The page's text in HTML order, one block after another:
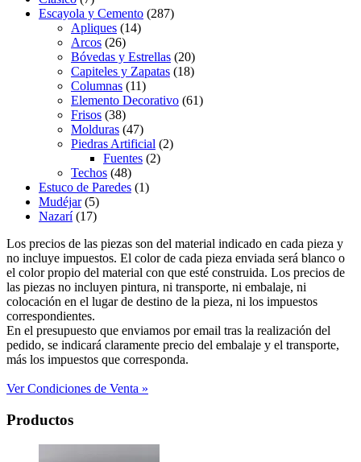
Escayola y Cemento (287)
Apliques (14)
Arcos (26)
Bóvedas y Estrellas (20)
Capiteles y Zapatas (18)
Columnas (11)
Elemento Decorativo (61)
Frisos (38)
Molduras (47)
Piedras Artificial (2)
Fuentes (2)
Techos (48)
Estuco de Paredes (1)
Mudéjar (5)
Nazarí (17)
Los precios de las piezas son del material indicado en cada pieza y
no incluye impuestos. El color de cada pieza enviada será blanco o
el color propio del material con que esté construida. Los precios de
las piezas no incluyen pintura, ni transporte, ni embalaje, ni
colocación en el lugar de destino de la pieza, ni los impuestos
correspondientes.
En el presupuesto que enviamos por email tras la realización del
pedido, se indicará claramente precio del embalaje y el transporte,
más los impuestos que corresponda.
Ver Condiciones de Venta »
Productos